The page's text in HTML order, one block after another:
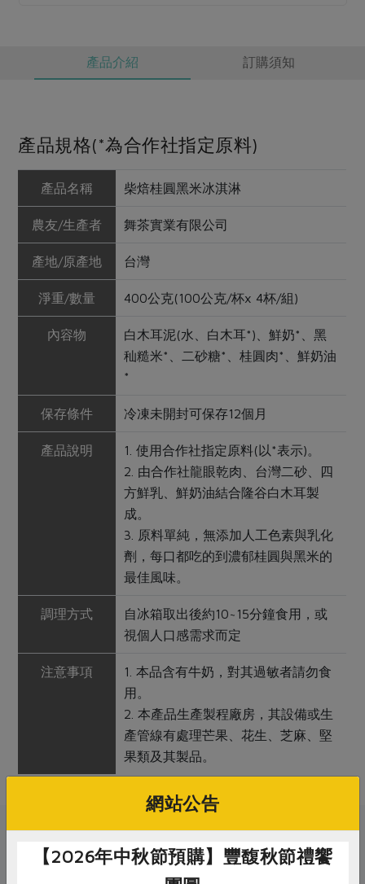
產品介紹 訂購須知
產品規格(*為合作社指定原料)
產品名稱 柴焙桂圓黑米冰淇淋
農友/生產者 舞茶實業有限公司
產地/原產地 台灣
淨重/數量 400公克(100公克/杯x 4杯/組)
內容物
白木耳泥(水、白木耳*)、鮮奶*、黑
秈糙米*、二砂糖*、桂圓肉*、鮮奶油
*
保存條件 冷凍未開封可保存12個月
產品說明
1. 使用合作社指定原料(以*表示)。
2. 由合作社龍眼乾肉、台灣二砂、四
方鮮乳、鮮奶油結合隆谷白木耳製
成。
3. 原料單純，無添加人工色素與乳化
劑，每口都吃的到濃郁桂圓與黑米的
最佳風味。
調理方式
自冰箱取出後約10~15分鐘食用，或
視個人口感需求而定
注意事項
1. 本品含有牛奶，對其過敏者請勿食
用。
2. 本產品生產製程廠房，其設備或生
產管線有處理芒果、花生、芝麻、堅
果類及其製品。
關鍵字
網站公告
【2026年中秋節預購】豐馥秋節禮饗